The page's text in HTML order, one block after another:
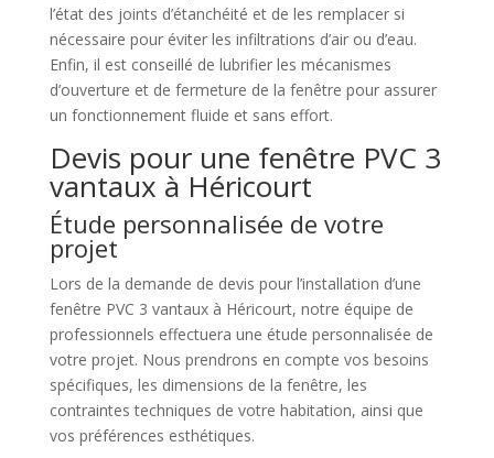
l’état des joints d’étanchéité et de les remplacer si
nécessaire pour éviter les infiltrations d’air ou d’eau.
Enfin, il est conseillé de lubrifier les mécanismes
d’ouverture et de fermeture de la fenêtre pour assurer
un fonctionnement fluide et sans effort.
Devis pour une fenêtre PVC 3
vantaux à Héricourt
Étude personnalisée de votre
projet
Lors de la demande de devis pour l’installation d’une
fenêtre PVC 3 vantaux à Héricourt, notre équipe de
professionnels effectuera une étude personnalisée de
votre projet. Nous prendrons en compte vos besoins
spécifiques, les dimensions de la fenêtre, les
contraintes techniques de votre habitation, ainsi que
vos préférences esthétiques.